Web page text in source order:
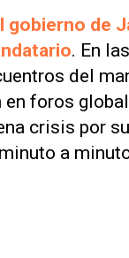
gobierno de
. En
del
foros
crisis por
a